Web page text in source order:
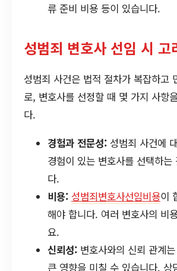
류 준비 비용 등이 있습니다.
성범죄 변호사 선임 시 고
성범죄 사건은 법적 절차가 복잡하고
로, 변호사를 선정할 때 몇 가지 사항
다.
경험과 전문성: 성범죄 사건에
경험이 있는 변호사를 선택하는
다.
비용: 성범죄변호사선임비용이
해야 합니다. 여러 변호사의 비
요.
신뢰성: 변호사와의 신뢰 관계
큰 영향을 미칠 수 있습니다. 상